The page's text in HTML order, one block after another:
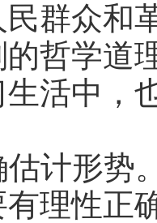
群众和
哲学道
活中，
计形势
理性正